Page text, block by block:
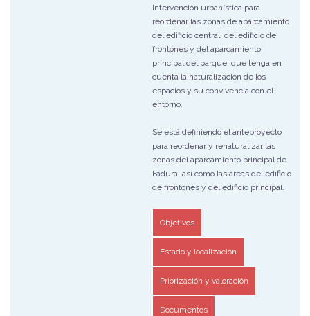
Intervención urbanística para
reordenar las zonas de aparcamiento
del edificio central, del edificio de
frontones y del aparcamiento
principal del parque, que tenga en
cuenta la naturalización de los
espacios y su convivencia con el
entorno.
Se está definiendo el anteproyecto
para reordenar y renaturalizar las
zonas del aparcamiento principal de
Fadura, así como las áreas del edificio
de frontones y del edificio principal.
Objetivos
Estado y localización
Priorización y valoración
Documentos